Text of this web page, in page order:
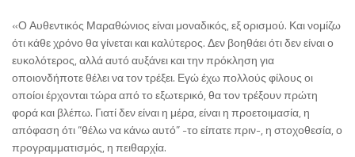
«Ο Αυθεντικός Μαραθώνιος είναι μοναδικός, εξ ορισμού. Και νομίζω
ότι κάθε χρόνο θα γίνεται και καλύτερος. Δεν βοηθάει ότι δεν είναι ο
ευκολότερος, αλλά αυτό αυξάνει και την πρόκληση για
οποιονδήποτε θέλει να τον τρέξει. Εγώ έχω πολλούς φίλους οι
οποίοι έρχονται τώρα από το εξωτερικό, θα τον τρέξουν πρώτη
φορά και βλέπω. Γιατί δεν είναι η μέρα, είναι η προετοιμασία, η
απόφαση ότι “θέλω να κάνω αυτό” -το είπατε πριν-, η στοχοθεσία, ο
προγραμματισμός, η πειθαρχία.